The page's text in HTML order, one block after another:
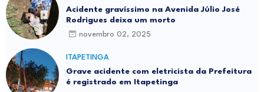
Acidente gravíssimo na Avenida Júlio José
Rodrigues deixa um morto
novembro 02, 2025
ITAPETINGA
Grave acidente com eletricista da Prefeitura
é registrado em Itapetinga